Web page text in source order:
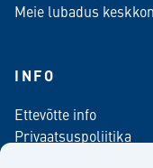
Meie lubadus
INFO
Ettevõtte info
Privaatsuspoliitika